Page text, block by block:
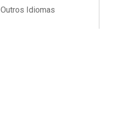
Outros Idiomas